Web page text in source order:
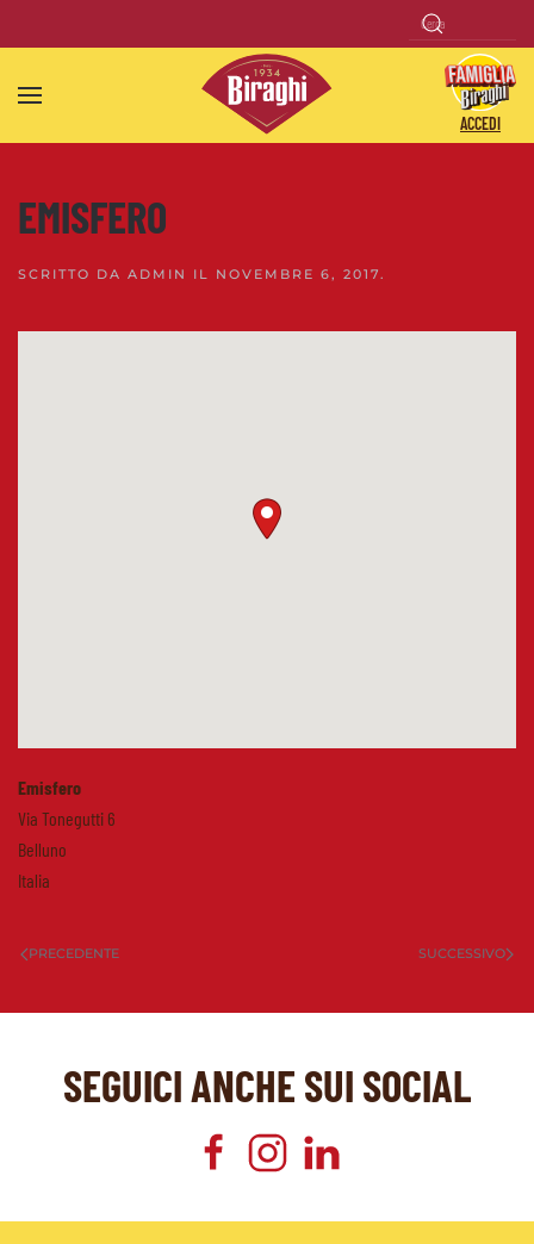
Skip to main content
ACCEDI
EMISFERO
SCRITTO DA ADMIN IL NOVEMBRE 6, 2017.
Emisfero
Via Tonegutti 6
Belluno
Italia
PRECEDENTE SUCCESSIVO
SEGUICI ANCHE SUI SOCIAL